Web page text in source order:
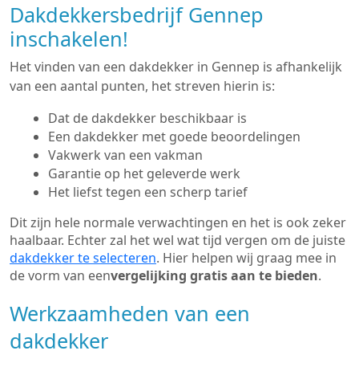
Dakdekkersbedrijf Gennep
inschakelen!
Het vinden van een dakdekker in Gennep is afhankelijk
van een aantal punten, het streven hierin is:
Dat de dakdekker beschikbaar is
Een dakdekker met goede beoordelingen
Vakwerk van een vakman
Garantie op het geleverde werk
Het liefst tegen een scherp tarief
Dit zijn hele normale verwachtingen en het is ook zeker
haalbaar. Echter zal het wel wat tijd vergen om de juiste
dakdekker te selecteren. Hier helpen wij graag mee in
de vorm van eenvergelijking gratis aan te bieden.
Werkzaamheden van een
dakdekker